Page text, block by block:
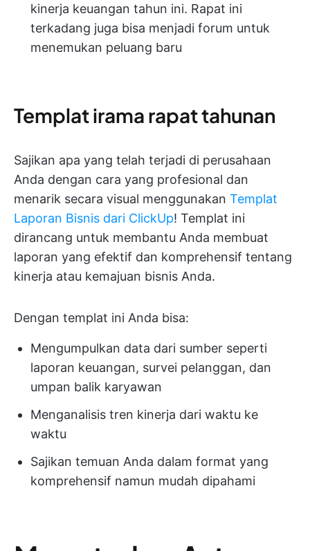
kinerja keuangan tahun ini. Rapat ini
terkadang juga bisa menjadi forum untuk
menemukan peluang baru
Templat irama rapat tahunan
Sajikan apa yang telah terjadi di perusahaan
Anda dengan cara yang profesional dan
menarik secara visual menggunakan Templat
Laporan Bisnis dari ClickUp! Templat ini
dirancang untuk membantu Anda membuat
laporan yang efektif dan komprehensif tentang
kinerja atau kemajuan bisnis Anda.
Dengan templat ini Anda bisa:
Mengumpulkan data dari sumber seperti
laporan keuangan, survei pelanggan, dan
umpan balik karyawan
Menganalisis tren kinerja dari waktu ke
waktu
Sajikan temuan Anda dalam format yang
komprehensif namun mudah dipahami